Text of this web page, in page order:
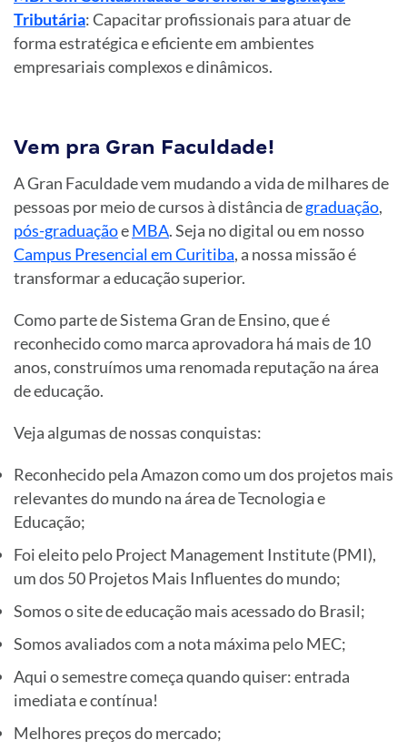
Tributária: Capacitar profissionais para atuar de
forma estratégica e eficiente em ambientes
empresariais complexos e dinâmicos.
Vem pra Gran Faculdade!
A Gran Faculdade vem mudando a vida de milhares de
pessoas por meio de cursos à distância degraduação,
pós-graduaçãoeMBA. Seja no digital ou em nosso
Campus Presencial em Curitiba, a nossa missão é
transformar a educação superior.
Como parte de Sistema Gran de Ensino, que é
reconhecido como marca aprovadora há mais de 10
anos, construímos uma renomada reputação na área
de educação.
Veja algumas de nossas conquistas:
Reconhecido pela Amazon como um dos projetos mais
relevantes do mundo na área de Tecnologia e
Educação;
Foi eleito pelo Project Management Institute (PMI),
um dos 50 Projetos Mais Influentes do mundo;
Somos o site de educação mais acessado do Brasil;
Somos avaliados com a nota máxima pelo MEC;
Aqui o semestre começa quando quiser: entrada
imediata e contínua!
Melhores preços do mercado;